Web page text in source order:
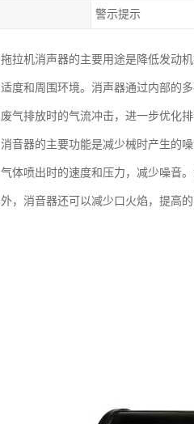
警示提示
拖拉机消声器的主要用途是降低发动
适度和周围环境。消声器通过内部的
废气排放时的气流冲击，进一步优化排
消音器的主要功能是减少械时产生的
气体喷出时的速度和压力，减少噪音
外，消音器还可以减少口火焰，提高